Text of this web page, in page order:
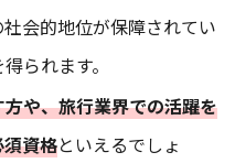
会的地位が保障されてい
られます。
や、旅行業界での活躍を
資格といえるでしょ